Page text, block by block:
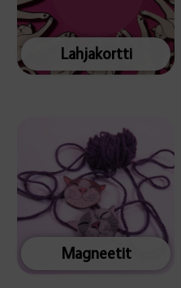
Lahjakortti
Magneetit